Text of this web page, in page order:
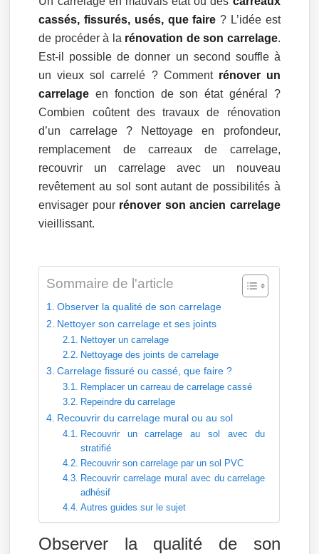
cassés, fissurés, usés, que faire ? L’idée est
de procéder à la rénovation de son carrelage.
Est-il possible de donner un second souffle à
un vieux sol carrelé ? Comment rénover un
carrelage en fonction de son état général ?
Combien coûtent des travaux de rénovation
d’un carrelage ? Nettoyage en profondeur,
remplacement de carreaux de carrelage,
recouvrir un carrelage avec un nouveau
revêtement au sol sont autant de possibilités à
envisager pour rénover son ancien carrelage
vieillissant.
Sommaire de l'article
Observer la qualité de son carrelage
Nettoyer son carrelage et ses joints
Nettoyer un carrelage
Nettoyage des joints de carrelage
Carrelage fissuré ou cassé, que faire ?
Remplacer un carreau de carrelage cassé
Repeindre du carrelage
Recouvrir du carrelage mural ou au sol
Recouvrir un carrelage au sol avec du
stratifié
Recouvrir son carrelage par un sol PVC
Recouvrir carrelage mural avec du carrelage
adhésif
Autres guides sur le sujet
Observer la qualité de son